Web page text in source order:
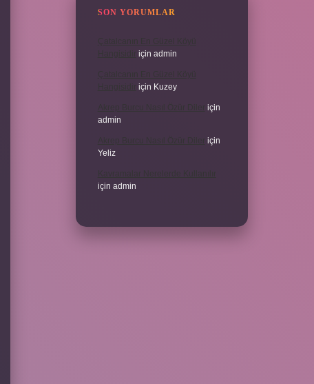
SON YORUMLAR
için admin
için Kuzey
için
admin
için
Yeliz
için admin